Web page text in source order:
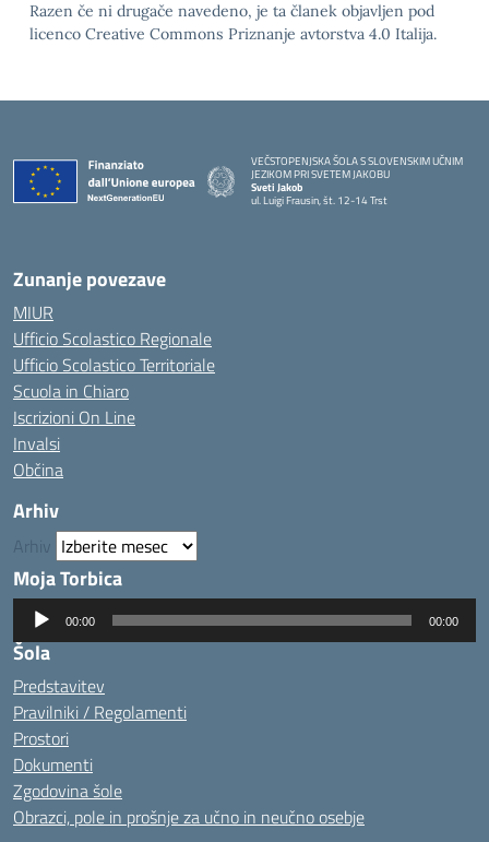
Razen če ni drugače navedeno, je ta članek objavljen pod
licenco Creative Commons Priznanje avtorstva 4.0 Italija.
VEČSTOPENJSKA ŠOLA S SLOVENSKIM UČNIM
JEZIKOM PRI SVETEM JAKOBU
Sveti Jakob
ul. Luigi Frausin, št. 12-14 Trst
— Visita la pagina iniziale della scuola
Zunanje povezave
MIUR
Ufficio Scolastico Regionale
Ufficio Scolastico Territoriale
Scuola in Chiaro
Iscrizioni On Line
Invalsi
Občina
Arhiv
Arhiv
Moja Torbica
Predvajalnik
zvoka
00:00 00:00
Šola
Predstavitev
Pravilniki / Regolamenti
Prostori
Dokumenti
Zgodovina šole
Obrazci, pole in prošnje za učno in neučno osebje